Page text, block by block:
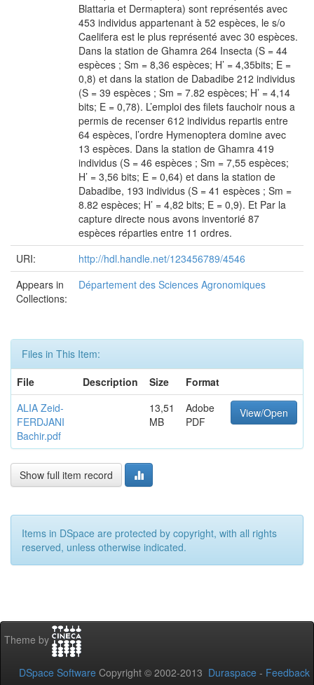
Blattaria et Dermaptera) sont représentés avec
453 individus appartenant à 52 espèces, le s/o
Caelifera est le plus représenté avec 30 espèces.
Dans la station de Ghamra 264 Insecta (S = 44
espèces ; Sm = 8,36 espèces; H’ = 4,35bits; E =
0,8) et dans la station de Dabadibe 212 individus
(S = 39 espèces ; Sm = 7.82 espèces; H’ = 4,14
bits; E = 0,78). L’emploi des filets fauchoir nous a
permis de recenser 612 individus repartis entre
64 espèces, l’ordre Hymenoptera domine avec
13 espèces. Dans la station de Ghamra 419
individus (S = 46 espèces ; Sm = 7,55 espèces;
H’ = 3,56 bits; E = 0,64) et dans la station de
Dabadibe, 193 individus (S = 41 espèces ; Sm =
8.82 espèces; H’ = 4,82 bits; E = 0,9). Et Par la
capture directe nous avons inventorié 87
espèces réparties entre 11 ordres.
URI:
http://hdl.handle.net/123456789/4546
Appears in
Collections:
Département des Sciences Agronomiques
Files in This Item:
File
Description Size
Format
ALIA Zeid-
FERDJANI
Bachir.pdf
13,51
MB
Adobe
PDF
View/Open
Show full item record
Items in DSpace are protected by copyright, with all rights
reserved, unless otherwise indicated.
Theme by
DSpace Software Copyright © 2002-2013 Duraspace - Feedback